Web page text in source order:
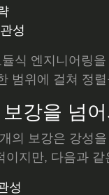
성
식 엔지니어링
범위에 걸쳐 정
강을 넘어
의 보강은 강성
이지만, 다음과
성